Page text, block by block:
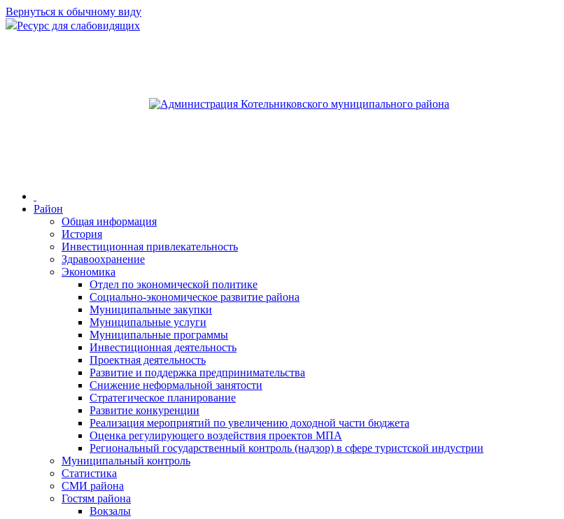
Вернуться к обычному виду
Ресурс для слабовидящих
Район
Общая информация
История
Инвестиционная привлекательность
Здравоохранение
Экономика
Отдел по экономической политике
Социально-экономическое развитие района
Муниципальные закупки
Муниципальные услуги
Муниципальные программы
Инвестиционная деятельность
Проектная деятельность
Развитие и поддержка предпринимательства
Снижение неформальной занятости
Стратегическое планирование
Развитие конкуренции
Реализация мероприятий по увеличению доходной части бюджета
Оценка регулирующего воздействия проектов МПА
Региональный государственный контроль (надзор) в сфере туристской индустрии
Муниципальный контроль
Статистика
СМИ района
Гостям района
Вокзалы